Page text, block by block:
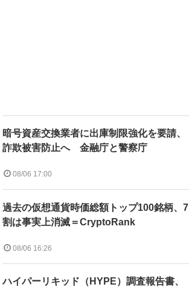
暗号資産交換業者に出庫制限強化を要請、
詐欺被害防止へ 金融庁と警察庁
08/06 17:00
過去の仮想通貨時価総額トップ100銘柄、7
割は事実上消滅＝CryptoRank
08/06 16:26
ハイパーリキッド（HYPE）調査報告書、